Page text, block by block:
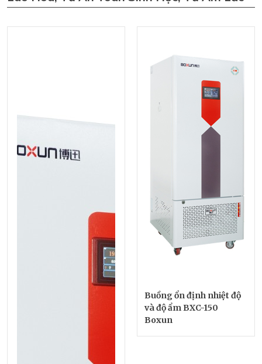
Buồng ổn định nhiệt độ
và độ ẩm BXC-150
Boxun